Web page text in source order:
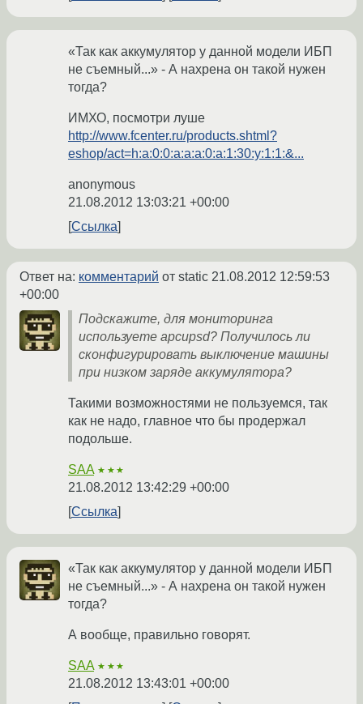
«Так как аккумулятор у данной модели ИБП
не съемный...» - А нахрена он такой нужен
тогда?
ИМХО, посмотри луше
http://www.fcenter.ru/products.shtml?
eshop/act=h:a:0:0:a:a:a:0:a:1:30:y:1:1:&...
anonymous
21.08.2012 13:03:21 +00:00
Ссылка
Ответ на: комментарий от static 21.08.2012 12:59:53
+00:00
Подскажите, для мониторинга
используете apcupsd? Получилось ли
сконфигурировать выключение машины
при низком заряде аккумулятора?
Такими возможностями не пользуемся, так
как не надо, главное что бы продержал
подольше.
SAA ★★★
21.08.2012 13:42:29 +00:00
Ссылка
«Так как аккумулятор у данной модели ИБП
не съемный...» - А нахрена он такой нужен
тогда?
А вообще, правильно говорят.
SAA ★★★
21.08.2012 13:43:01 +00:00